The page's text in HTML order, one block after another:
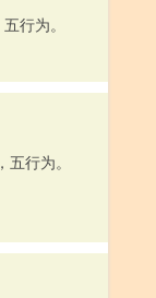
行为。
五行为。